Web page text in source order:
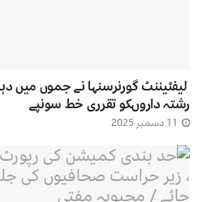
لیفٹیننٹ گورنرسنہا نے جموں میں
رشتہ داروںکو تقرری خط سونپے